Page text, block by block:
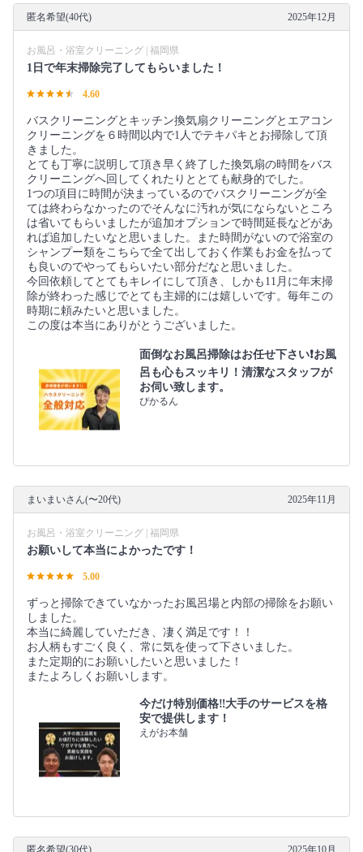
匿名希望(40代) 2025年12月
お風呂・浴室クリーニング | 福岡県
1日で年末掃除完了してもらいました！
4.60
バスクリーニングとキッチン換気扇クリーニングとエアコン
クリーニングを６時間以内で1人でテキパキとお掃除して頂
きました。
とても丁寧に説明して頂き早く終了した換気扇の時間をバス
クリーニングへ回してくれたりととても献身的でした。
1つの項目に時間が決まっているのでバスクリーニングが全
ては終わらなかったのでそんなに汚れが気にならないところ
は省いてもらいましたが追加オプションで時間延長などがあ
れば追加したいなと思いました。また時間がないので浴室の
シャンプー類をこちらで全て出しておく作業もお金を払って
も良いのでやってもらいたい部分だなと思いました。
今回依頼してとてもキレイにして頂き、しかも11月に年末掃
除が終わった感じでとても主婦的には嬉しいです。毎年この
時期に頼みたいと思いました。
この度は本当にありがとうございました。
面倒なお風呂掃除はお任せ下さい❗️お風
呂も心もスッキリ！清潔なスタッフが
お伺い致します。
ぴかるん
まいまいさん(〜20代) 2025年11月
お風呂・浴室クリーニング | 福岡県
お願いして本当によかったです！
5.00
ずっと掃除できていなかったお風呂場と内部の掃除をお願い
しました。
本当に綺麗していただき、凄く満足です！！
お人柄もすごく良く、常に気を使って下さいました。
また定期的にお願いしたいと思いました！
またよろしくお願いします。
今だけ特別価格‼️大手のサービスを格
安で提供します！
えがお本舗